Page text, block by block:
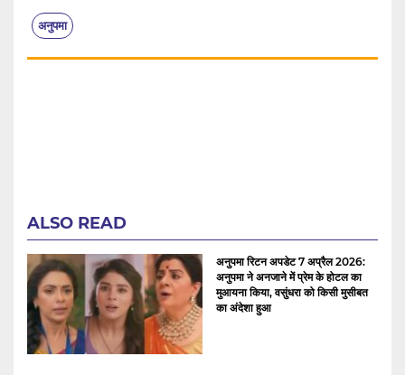
अनुपमा
ALSO READ
अनुपमा रिटन अपडेट 7 अप्रैल 2026:
अनुपमा ने अनजाने में प्रेम के होटल का
मुआयना किया, वसुंधरा को किसी मुसीबत
का अंदेशा हुआ